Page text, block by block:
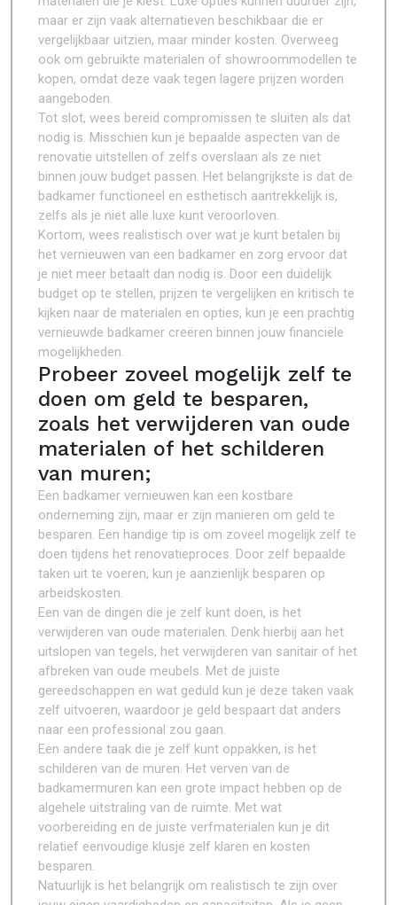
maar er zijn vaak alternatieven beschikbaar die er
vergelijkbaar uitzien, maar minder kosten. Overweeg
ook om gebruikte materialen of showroommodellen te
kopen, omdat deze vaak tegen lagere prijzen worden
aangeboden.
Tot slot, wees bereid compromissen te sluiten als dat
nodig is. Misschien kun je bepaalde aspecten van de
renovatie uitstellen of zelfs overslaan als ze niet
binnen jouw budget passen. Het belangrijkste is dat de
badkamer functioneel en esthetisch aantrekkelijk is,
zelfs als je niet alle luxe kunt veroorloven.
Kortom, wees realistisch over wat je kunt betalen bij
het vernieuwen van een badkamer en zorg ervoor dat
je niet meer betaalt dan nodig is. Door een duidelijk
budget op te stellen, prijzen te vergelijken en kritisch te
kijken naar de materialen en opties, kun je een prachtig
vernieuwde badkamer creëren binnen jouw financiële
mogelijkheden.
Probeer zoveel mogelijk zelf te
doen om geld te besparen,
zoals het verwijderen van oude
materialen of het schilderen
van muren;
Een badkamer vernieuwen kan een kostbare
onderneming zijn, maar er zijn manieren om geld te
besparen. Een handige tip is om zoveel mogelijk zelf te
doen tijdens het renovatieproces. Door zelf bepaalde
taken uit te voeren, kun je aanzienlijk besparen op
arbeidskosten.
Een van de dingen die je zelf kunt doen, is het
verwijderen van oude materialen. Denk hierbij aan het
uitslopen van tegels, het verwijderen van sanitair of het
afbreken van oude meubels. Met de juiste
gereedschappen en wat geduld kun je deze taken vaak
zelf uitvoeren, waardoor je geld bespaart dat anders
naar een professional zou gaan.
Een andere taak die je zelf kunt oppakken, is het
schilderen van de muren. Het verven van de
badkamermuren kan een grote impact hebben op de
algehele uitstraling van de ruimte. Met wat
voorbereiding en de juiste verfmaterialen kun je dit
relatief eenvoudige klusje zelf klaren en kosten
besparen.
Natuurlijk is het belangrijk om realistisch te zijn over